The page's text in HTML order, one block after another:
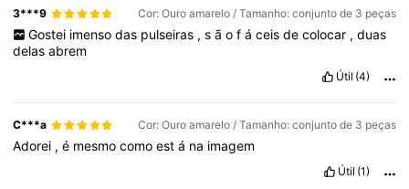
4,85 22K Seguidores
3***9 Cor: Ouro amarelo / Tamanho: conjunto de 3 peças
Gostei imenso das pulseiras , s ã o f á ceis de colocar , duas
delasabrem
Útil (4)
C***a Cor: Ouro amarelo / Tamanho: conjunto de 3 peças
Adorei ,é mesmocomoestá na imagem
Útil (1)